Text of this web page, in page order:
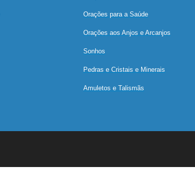
Orações para a Saúde
Orações aos Anjos e Arcanjos
Sonhos
Pedras e Cristais e Minerais
Amuletos e Talismãs